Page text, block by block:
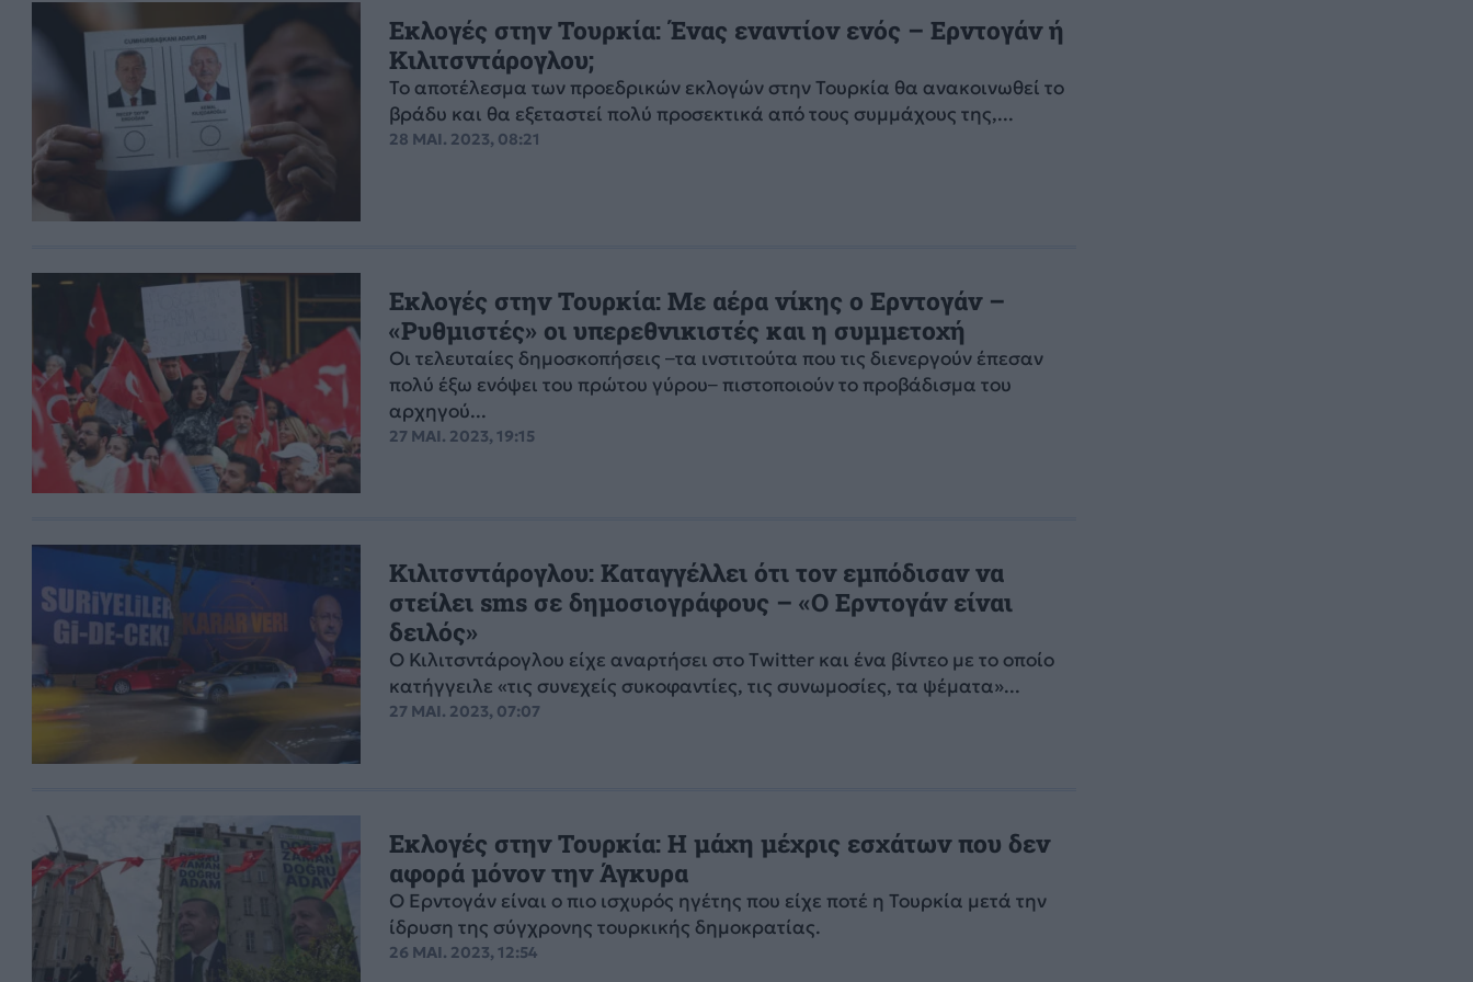
Εκλογές στην Τουρκία: Ένας εναντίον ενός – Ερντογάν ή
Κιλιτσντάρογλου;
Το αποτέλεσμα των προεδρικών εκλογών στην Τουρκία θα ανακοινωθεί το
βράδυ και θα εξεταστεί πολύ προσεκτικά από τους συμμάχους της,...
28 ΜΑΙ. 2023, 08:21
Εκλογές στην Τουρκία: Με αέρα νίκης ο Ερντογάν –
«Ρυθμιστές» οι υπερεθνικιστές και η συμμετοχή
Οι τελευταίες δημοσκοπήσεις –τα ινστιτούτα που τις διενεργούν έπεσαν
πολύ έξω ενόψει του πρώτου γύρου– πιστοποιούν το προβάδισμα του
αρχηγού...
27 ΜΑΙ. 2023, 19:15
Κιλιτσντάρογλου: Καταγγέλλει ότι τον εμπόδισαν να
στείλει sms σε δημοσιογράφους – «Ο Ερντογάν είναι
δειλός»
Ο Κιλιτσντάρογλου είχε αναρτήσει στο Twitter και ένα βίντεο με το οποίο
κατήγγειλε «τις συνεχείς συκοφαντίες, τις συνωμοσίες, τα ψέματα»...
27 ΜΑΙ. 2023, 07:07
Εκλογές στην Τουρκία: Η μάχη μέχρις εσχάτων που δεν
αφορά μόνον την Άγκυρα
Ο Ερντογάν είναι ο πιο ισχυρός ηγέτης που είχε ποτέ η Τουρκία μετά την
ίδρυση της σύγχρονης τουρκικής δημοκρατίας.
26 ΜΑΙ. 2023, 12:54